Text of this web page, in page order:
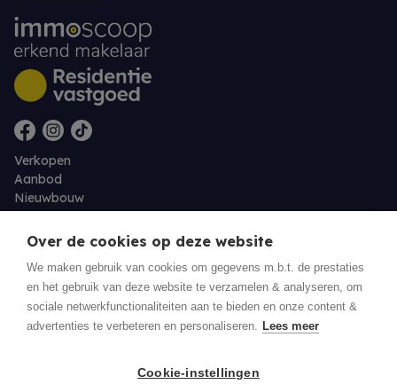
Verkopen
Aanbod
Nieuwbouw
Over ons
Contact
Eigenaarslogin
Over de cookies op deze website
We maken gebruik van cookies om gegevens m.b.t. de prestaties
en het gebruik van deze website te verzamelen & analyseren, om
sociale netwerkfunctionaliteiten aan te bieden en onze content &
advertenties te verbeteren en personaliseren. Lees meer
Cookie-instellingen